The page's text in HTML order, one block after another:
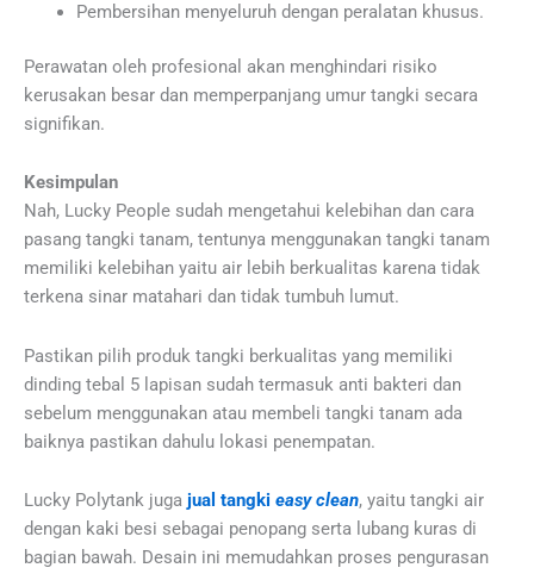
Pembersihan menyeluruh dengan peralatan khusus.
Perawatan oleh profesional akan menghindari risiko
kerusakan besar dan memperpanjang umur tangki secara
signifikan.
Kesimpulan
Nah, Lucky People sudah mengetahui kelebihan dan cara
pasang tangki tanam, tentunya menggunakan tangki tanam
memiliki kelebihan yaitu air lebih berkualitas karena tidak
terkena sinar matahari dan tidak tumbuh lumut.
Pastikan pilih produk tangki berkualitas yang memiliki
dinding tebal 5 lapisan sudah termasuk anti bakteri dan
sebelum menggunakan atau membeli tangki tanam ada
baiknya pastikan dahulu lokasi penempatan.
Lucky Polytank juga jual tangki easy clean, yaitu tangki air
dengan kaki besi sebagai penopang serta lubang kuras di
bagian bawah. Desain ini memudahkan proses pengurasan